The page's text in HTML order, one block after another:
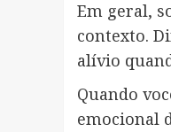
Em geral,
contexto.
alívio
Quando
emocional